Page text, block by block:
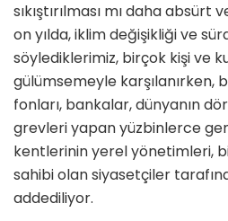
sıkıştırılması mı daha
on yılda, iklim değişikliği ve
söylediklerimiz, birçok kişi ve
gü­lümsemeyle karşılanırken,
fonları, bankalar, dün­yanın
grevleri yapan yüzbinlerce
kentlerinin yerel yönetim­leri,
sahibi olan siyasetçiler
addediliyor.